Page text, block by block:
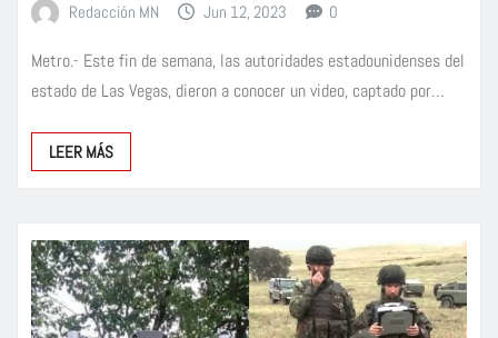
Redacción MN Jun 12, 2023 0
Metro.- Este fin de semana, las autoridades estadounidenses del
estado de Las Vegas, dieron a conocer un video, captado por…
LEER MÁS